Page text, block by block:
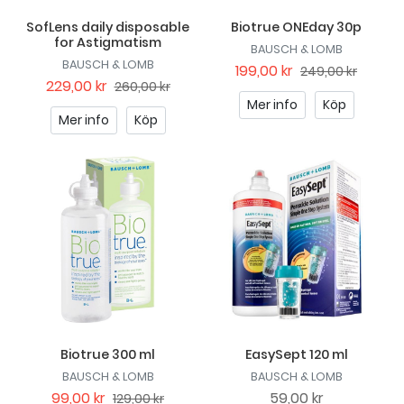
SofLens daily disposable
for Astigmatism
BAUSCH & LOMB
229,00 kr 260,00 kr
Mer info
Köp
Biotrue ONEday 30p
BAUSCH & LOMB
199,00 kr 249,00 kr
Mer info
Köp
Biotrue 300 ml
BAUSCH & LOMB
99,00 kr 129,00 kr
EasySept 120 ml
BAUSCH & LOMB
59,00 kr